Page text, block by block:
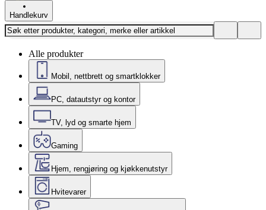
Handlekurv
Alle produkter
Mobil, nettbrett og smartklokker
PC, datautstyr og kontor
TV, lyd og smarte hjem
Gaming
Hjem, rengjøring og kjøkkenutstyr
Hvitevarer